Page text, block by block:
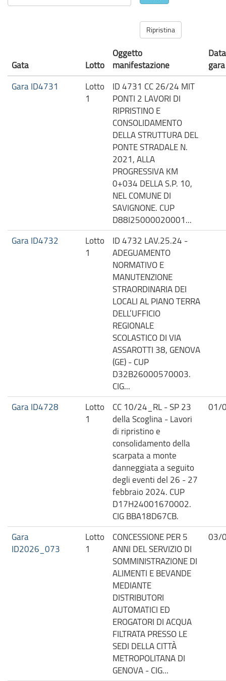
Ripristina
Gata Lotto
Oggetto
manifestazione
gara
Gara ID4731
Lotto
1
ID 4731 CC 26/24 MIT
PONTI 2 LAVORI DI
RIPRISTINO E
CONSOLIDAMENTO
DELLA STRUTTURA DEL
PONTE STRADALE N.
2021, ALLA
PROGRESSIVA KM
0+034 DELLA S.P. 10,
NEL COMUNE DI
SAVIGNONE. CUP
D88I25000020001...
Gara ID4732
Lotto
1
ID 4732 LAV.25.24 -
ADEGUAMENTO
NORMATIVO E
MANUTENZIONE
STRAORDINARIA DEI
LOCALI AL PIANO TERRA
DELL’UFFICIO
REGIONALE
SCOLASTICO DI VIA
ASSAROTTI 38, GENOVA
(GE) - CUP
D32B26000570003.
CIG...
Gara ID4728
Lotto
1
CC 10/24_RL - SP 23
della Scoglina - Lavori
di ripristino e
consolidamento della
scarpata a monte
danneggiata a seguito
degli eventi del 26 - 27
febbraio 2024. CUP
D17H24001670002.
CIG BBA18D67CB.
01/
Gara
ID2026_073
Lotto
1
CONCESSIONE PER 5
ANNI DEL SERVIZIO DI
SOMMINISTRAZIONE DI
ALIMENTI E BEVANDE
MEDIANTE
DISTRIBUTORI
AUTOMATICI ED
EROGATORI DI ACQUA
FILTRATA PRESSO LE
SEDI DELLA CITTÀ
METROPOLITANA DI
GENOVA - CIG...
03/